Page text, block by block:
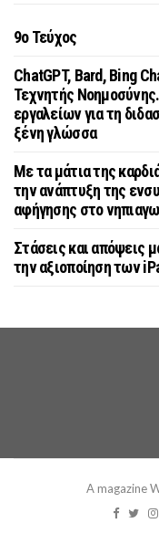
9o Τεύχος
ChatGPT, Bard, Bing
Τεχνητής
εργαλείων για τη
ξένη γλώσσα
Με τα μάτια της
την ανάπτυξη της
αφήγησης στο
Στάσεις και απόψεις
την αξιοποίηση των
A magazine